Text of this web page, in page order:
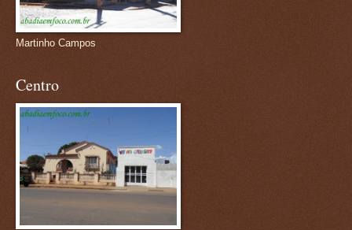
Martinho Campos
Centro